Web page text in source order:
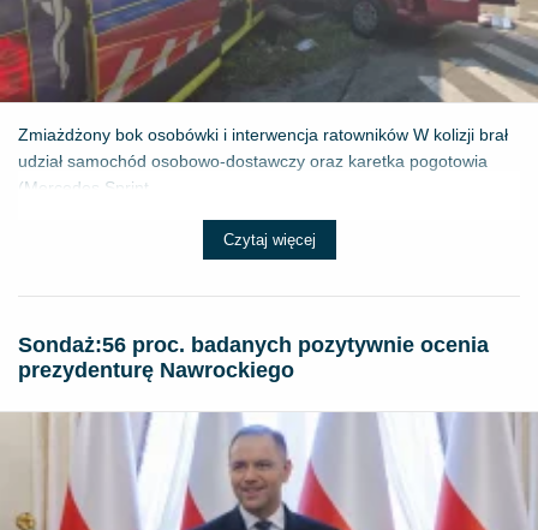
Zmiażdżony bok osobówki i interwencja ratowników W kolizji brał
udział samochód osobowo-dostawczy oraz karetka pogotowia
(Mercedes Sprint...
Czytaj więcej
​Sondaż:56 proc. badanych pozytywnie ocenia
prezydenturę Nawrockiego